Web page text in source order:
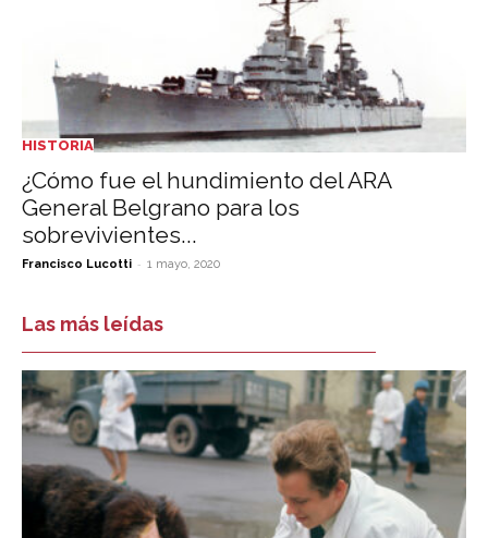
HISTORIA
¿Cómo fue el hundimiento del ARA
General Belgrano para los
sobrevivientes...
Francisco Lucotti - 1 mayo, 2020
Las más leídas